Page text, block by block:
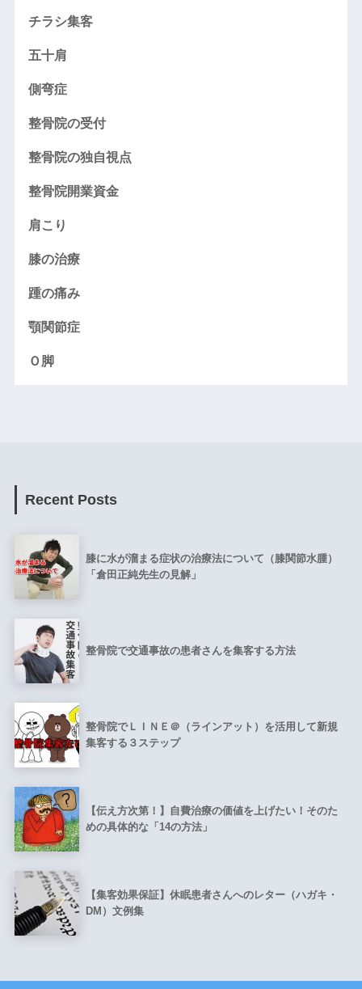
チラシ集客
五十肩
側弯症
整骨院の受付
整骨院の独自視点
整骨院開業資金
肩こり
膝の治療
踵の痛み
顎関節症
Ｏ脚
Recent Posts
膝に水が溜まる症状の治療法について（膝関節水腫）
「倉田正純先生の見解」
整骨院で交通事故の患者さんを集客する方法
整骨院でＬＩＮＥ＠（ラインアット）を活用して新規
集客する３ステップ
【伝え方次第！】自費治療の価値を上げたい！そのた
めの具体的な「14の方法」
【集客効果保証】休眠患者さんへのレター（ハガキ・
DM）文例集